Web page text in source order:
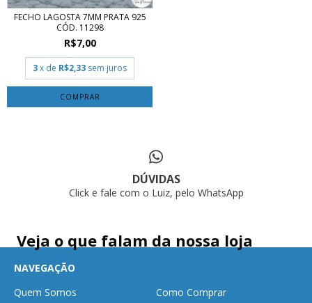
FECHO LAGOSTA 7MM PRATA 925
CÓD. 11298
R$7,00
3x de R$2,33 sem juros
DÚVIDAS
Click e fale com o Luiz, pelo WhatsApp
Veja o que falam da nossa loja
NAVEGAÇÃO
Quem Somos
Como Comprar